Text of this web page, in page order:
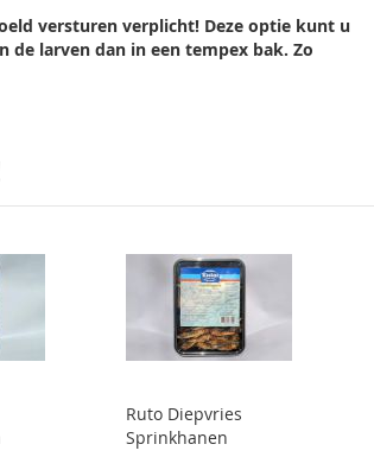
versturen verplicht! Deze optie kunt u
larven dan in een tempex bak. Zo
Ruto Diepvries
Sprinkhanen